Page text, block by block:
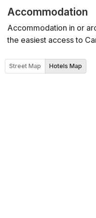
Accommodation
Accommodation in or
the easiest access to
Street Map Hotels Map